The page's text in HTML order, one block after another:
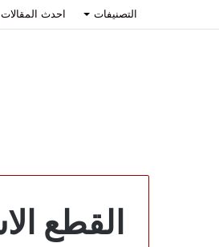
التصنيفات احدث المقالات